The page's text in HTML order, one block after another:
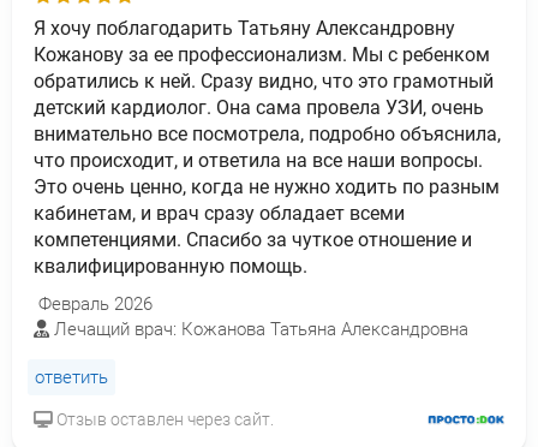
Я хочу поблагодарить Татьяну Александровну
Кожанову за ее профессионализм. Мы с ребенком
обратились к ней. Сразу видно, что это грамотный
детский кардиолог. Она сама провела УЗИ, очень
внимательно все посмотрела, подробно объяснила,
что происходит, и ответила на все наши вопросы.
Это очень ценно, когда не нужно ходить по разным
кабинетам, и врач сразу обладает всеми
компетенциями. Спасибо за чуткое отношение и
квалифицированную помощь.
Февраль 2026
Лечащий врач: Кожанова Татьяна Александровна
ответить
Отзыв оставлен через сайт.